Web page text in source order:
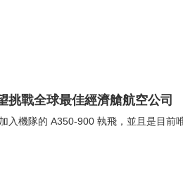
挑戰全球最佳經濟艙航空公司
入機隊的 A350-900 執飛，並且是目前